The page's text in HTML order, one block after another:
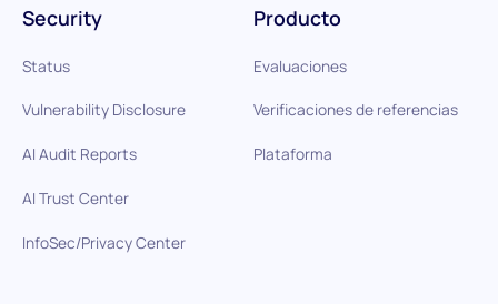
Producto
Evaluaciones
Verificaciones de referencias
Plataforma
Security
Status
Vulnerability Disclosure
AI Audit Reports
AI Trust Center
InfoSec/Privacy Center